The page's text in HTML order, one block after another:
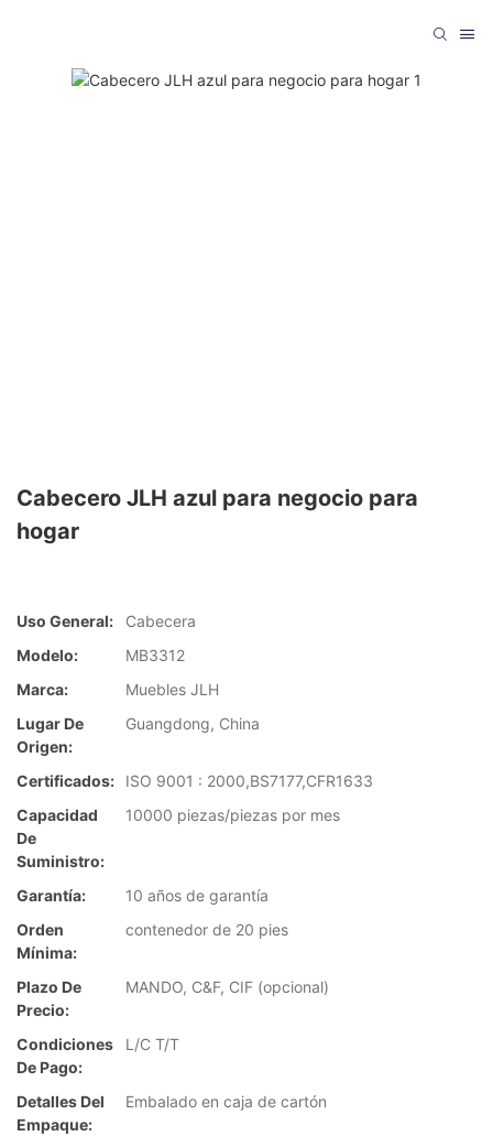
Cabecero JLH azul para negocio para
hogar
Uso General:
Cabecera
Modelo:
MB3312
Marca:
Muebles JLH
Lugar De
Origen:
Guangdong, China
Certificados:
ISO 9001 : 2000,BS7177,CFR1633
Capacidad
De
Suministro:
10000 piezas/piezas por mes
Garantía:
10 años de garantía
Orden
Mínima:
contenedor de 20 pies
Plazo De
Precio:
MANDO, C&F, CIF (opcional)
Condiciones
De Pago:
L/C T/T
Detalles Del
Empaque:
Embalado en caja de cartón